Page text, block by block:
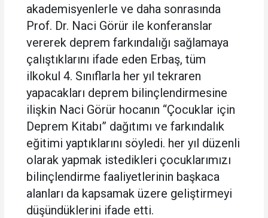
akademisyenlerle ve daha sonrasında
Prof. Dr. Naci Görür ile konferanslar
vererek deprem farkındalığı sağlamaya
çalıştıklarını ifade eden Erbaş, tüm
ilkokul 4. Sınıflarla her yıl tekraren
yapacakları deprem bilinçlendirmesine
ilişkin Naci Görür hocanın “Çocuklar için
Deprem Kitabı” dağıtımı ve farkındalık
eğitimi yaptıklarını söyledi. her yıl düzenli
olarak yapmak istedikleri çocuklarımızı
bilinçlendirme faaliyetlerinin başkaca
alanları da kapsamak üzere geliştirmeyi
düşündüklerini ifade etti.